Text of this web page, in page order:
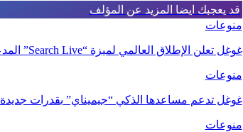
قد يعجبك ايضا المزيد عن المؤلف
منوعات
غوغل تعلن الإطلاق العالمي لميزة “Search Live” المدعومة بالذكاء الاصطناعي
منوعات
غوغل تدعم مساعدها الذكي “جيميناي” بقدرات جديدة
منوعات